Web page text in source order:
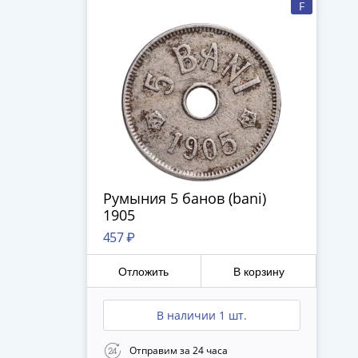
F
Румыния 5 банов (bani)
1905
457 ₽
Отложить В корзину
В наличии 1 шт.
Отправим за 24 часа